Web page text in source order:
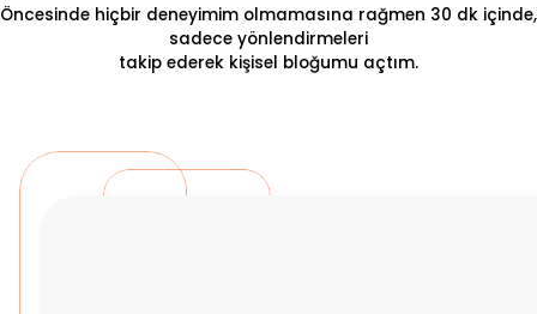
Öncesinde hiçbir deneyimim olmamasına rağmen 30 dk içinde,
sadece yönlendirmeleri
takip ederek kişisel bloğumu açtım.